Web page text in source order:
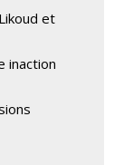
et
inaction